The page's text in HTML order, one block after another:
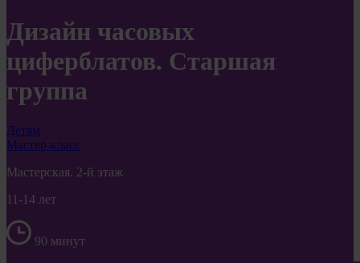
Дизайн часовых
циферблатов. Старшая
группа
Детям
Мастер-класс
Мастерская. 2-й этаж
11-14 лет
90 минут